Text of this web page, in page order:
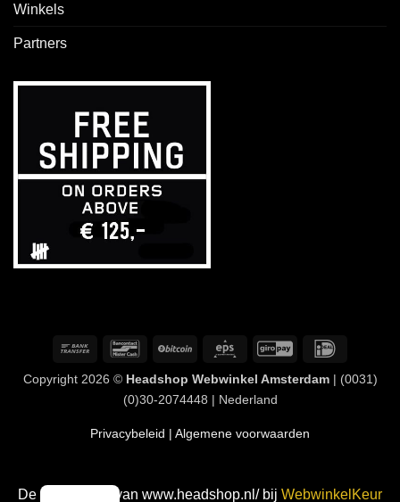
Winkels
Partners
OverschrijvingBancontactBitCoin Eps GiroPay
Copyright 2026 © Headshop Webwinkel Amsterdam| (0031)
(0)30-2074448 | Nederland
Privacybeleid | Algemene voorwaarden
De waardering van www.headshop.nl/ bij WebwinkelKeur